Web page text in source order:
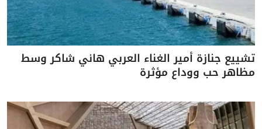
تشييع جنازة أمير الغناء العربي هاني شاكر وسط
مظاهر حب ووداع مؤثرة